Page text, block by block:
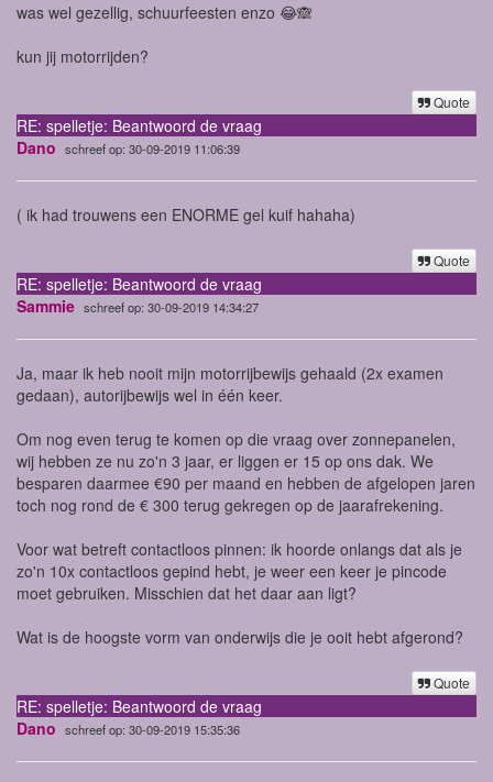
was wel gezellig, schuurfeesten enzo 😂🙈
kun jij motorrijden?
Quote
RE: spelletje: Beantwoord de vraag
Dano schreef op: 30-09-2019 11:06:39
( ik had trouwens een ENORME gel kuif hahaha)
Quote
RE: spelletje: Beantwoord de vraag
Sammie schreef op: 30-09-2019 14:34:27
Ja, maar ik heb nooit mijn motorrijbewijs gehaald (2x examen
gedaan), autorijbewijs wel in één keer.
Om nog even terug te komen op die vraag over zonnepanelen,
wij hebben ze nu zo'n 3 jaar, er liggen er 15 op ons dak. We
besparen daarmee €90 per maand en hebben de afgelopen jaren
toch nog rond de € 300 terug gekregen op de jaarafrekening.
Voor wat betreft contactloos pinnen: ik hoorde onlangs dat als je
zo'n 10x contactloos gepind hebt, je weer een keer je pincode
moet gebruiken. Misschien dat het daar aan ligt?
Wat is de hoogste vorm van onderwijs die je ooit hebt afgerond?
Quote
RE: spelletje: Beantwoord de vraag
Dano schreef op: 30-09-2019 15:35:36